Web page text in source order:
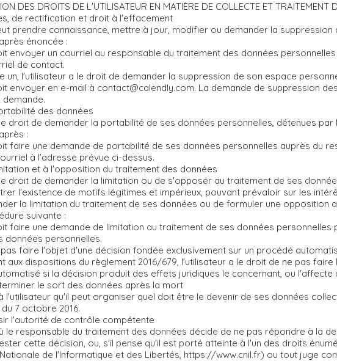
DES DROITS DE L'UTILISATEUR EN MATIÈRE DE COLLECTE ET TRAITEMENT
de rectification et droit à l'effacement
prendre connaissance, mettre à jour, modifier ou demander la
énoncée :
envoyer un courriel au responsable du traitement des données
de contact.
un, l'utilisateur a le droit de demander la suppression de son espace
envoyer en e-mail à contact@calendly.com. La demande de suppression
des données
droit de demander la portabilité de ses données personnelles, détenues
:
faire une demande de portabilité de ses données personnelles auprès du
à l’adresse prévue ci-dessus.
et à l'opposition du traitement des données
droit de demander la limitation ou de s'opposer au traitement de ses
l'existence de motifs légitimes et impérieux, pouvant prévaloir sur les
la limitation du traitement de ses données ou de formuler une opposition
suivante :
faire une demande de limitation au traitement de ses données
données personnelles.
faire l'objet d'une décision fondée exclusivement sur un procédé
aux dispositions du règlement 2016/679, l'utilisateur a le droit de ne pas
si la décision produit des effets juridiques le concernant, ou
le sort des données après la mort
l'utilisateur qu'il peut organiser quel doit être le devenir de ses données
du 7 octobre 2016.
l'autorité de contrôle compétente
le responsable du traitement des données décide de ne pas répondre à la
cette décision, ou, s'il pense qu'il est porté atteinte à l'un des droits
de l'Informatique et des Libertés, https://www.cnil.fr) ou tout juge